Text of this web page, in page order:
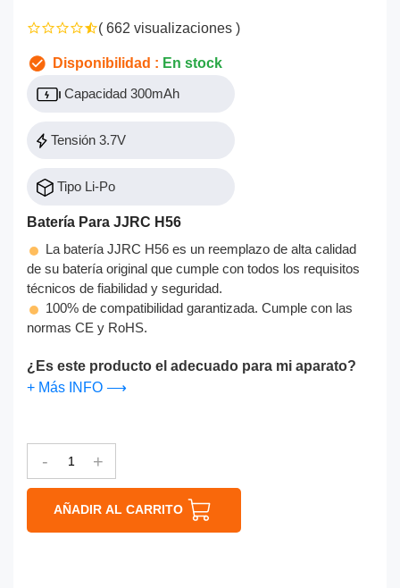
( 662 visualizaciones )
Disponibilidad : En stock
Capacidad 300mAh
Tensión 3.7V
Tipo Li-Po
Batería Para JJRC H56
La batería JJRC H56 es un reemplazo de alta calidad
de su batería original que cumple con todos los requisitos
técnicos de fiabilidad y seguridad.
100% de compatibilidad garantizada. Cumple con las
normas CE y RoHS.
¿Es este producto el adecuado para mi aparato?
+ Más INFO ⟶
- +
AÑADIR AL CARRITO